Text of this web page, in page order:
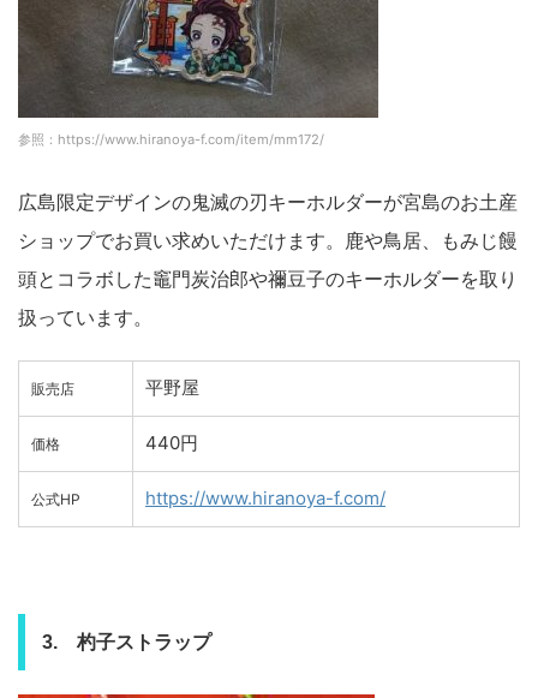
参照：https://www.hiranoya-f.com/item/mm172/
広島限定デザインの鬼滅の刃キーホルダーが宮島のお土産
ショップでお買い求めいただけます。鹿や鳥居、もみじ饅
頭とコラボした竈門炭治郎や禰豆子のキーホルダーを取り
扱っています。
販売店 平野屋
価格 440円
公式HP https://www.hiranoya-f.com/
3. 杓子ストラップ